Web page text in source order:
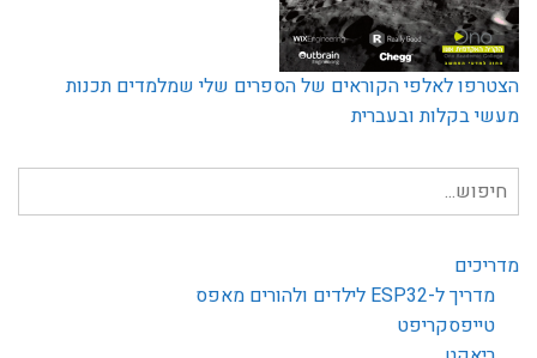
הצטרפו לאלפי הקוראים של הספרים שלי שמלמדים תכנות
מעשי בקלות ובעברית
חיפוש
עבור:
מדריכים
מדריך ל-ESP32 לילדים ולהורים מאפס
טייפסקריפט